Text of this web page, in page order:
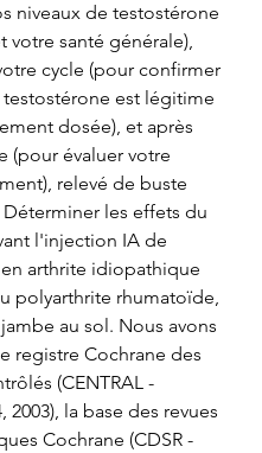
niveaux de testostérone
votre santé générale),
cycle (pour confirmer
est légitime
dosée), et après
(pour évaluer votre
relevé de buste
les effets du
l'injection IA de
arthrite idiopathique
polyarthrite rhumatoïde,
au sol. Nous avons
registre Cochrane des
(CENTRAL -
2003), la base des revues
Cochrane (CDSR -